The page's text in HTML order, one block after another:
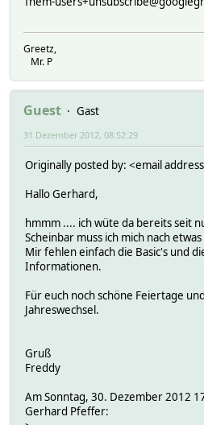
Greetz,
Mr. P
Guest
Gast
31 Dezember 2012, 08:52:29
Originally posted by: <email
Hallo Gerhard,
hmmm .... ich wüte da bereits seit
Scheinbar muss ich mich nach
Mir fehlen einfach die Basic's und
Informationen.
Für euch noch schöne Feiertage
Jahreswechsel.
Gruß
Freddy
Am Sonntag, 30. Dezember 2012
Gerhard Pfeffer: